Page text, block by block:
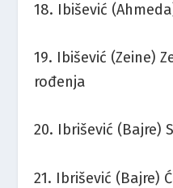
18. Ibišević
19. Ibišević (Zeine)
rođenja
20. Ibrišević (Bajre)
21. Ibrišević (Bajre)